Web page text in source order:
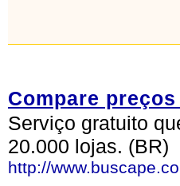
Compare
Serviço gratuito
20.000 lojas. (BR)
http://